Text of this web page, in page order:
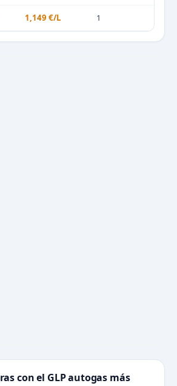
1,149 €/L 1
con el GLP autogas más